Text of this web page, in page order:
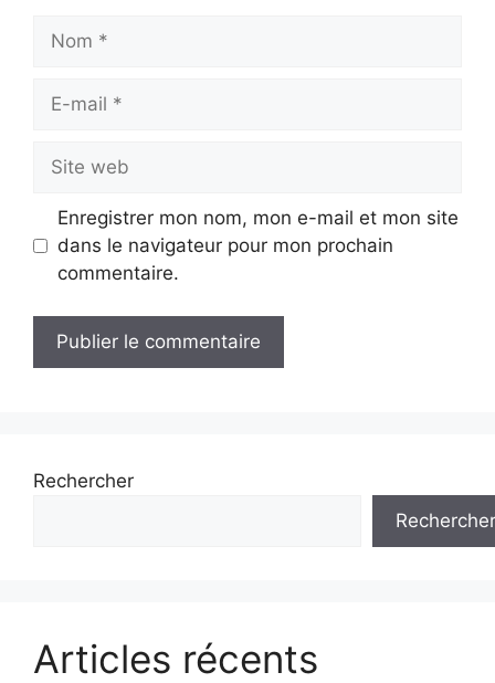
Nom
Site
web
Enregistrer mon nom, mon e-mail et mon site
dans le navigateur pour mon prochain
commentaire.
Rechercher
Rechercher
Articles récents